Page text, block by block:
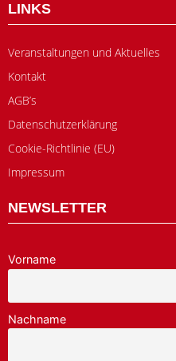
LINKS
Veranstaltungen und Aktuelles
Kontakt
AGB’s
Datenschutzerklärung
Cookie-Richtlinie (EU)
Impressum
NEWSLETTER
Vorname
Nachname